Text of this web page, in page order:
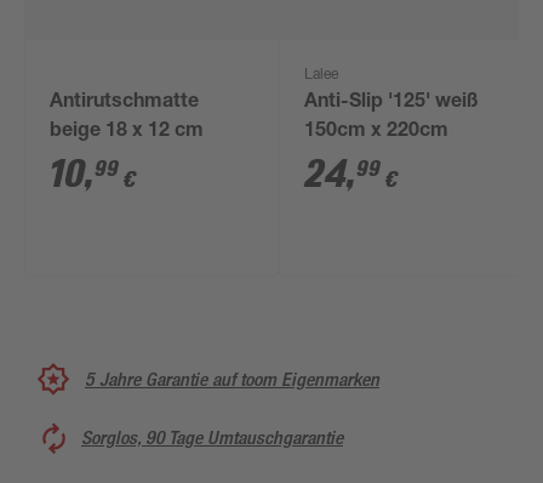
Antirutschmatte
beige 18 x 12 cm
10,99 €
Lalee
Anti-Slip '125' weiß
150cm x 220cm
24,99 €
5 Jahre Garantie auf toom Eigenmarken
Sorglos, 90 Tage Umtauschgarantie